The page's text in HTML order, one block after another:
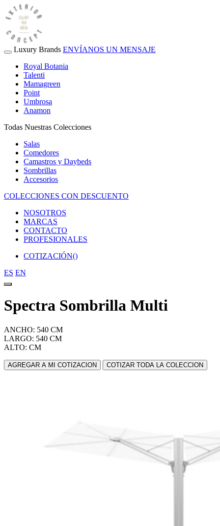
Luxury Brands ENVÍANOS UN MENSAJE
Royal Botania
Talenti
Mamagreen
Point
Umbrosa
Anamon
Todas Nuestras Colecciones
Salas
Comedores
Camastros y Daybeds
Sombrillas
Accesorios
COLECCIONES CON DESCUENTO
NOSOTROS
MARCAS
CONTACTO
PROFESIONALES
COTIZACIÓN()
ES EN
Spectra Sombrilla Multi
ANCHO: 540 CM
LARGO: 540 CM
ALTO: CM
AGREGAR A MI COTIZACION COTIZAR TODA LA COLECCION